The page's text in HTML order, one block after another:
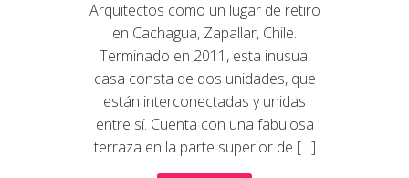
Arquitectos como un lugar de retiro
en Cachagua, Zapallar, Chile.
Terminado en 2011, esta inusual
casa consta de dos unidades, que
están interconectadas y unidas
entre sí. Cuenta con una fabulosa
terraza en la parte superior de […]